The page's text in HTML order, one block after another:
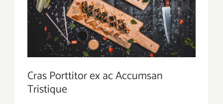
Cras Porttitor ex ac Accumsan
Tristique